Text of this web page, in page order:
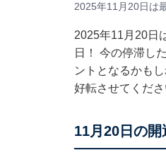
2025年11月20日は
2025年11月20日
日！ 今の停滞し
ントとなるかも
好転させてくださ
11月20日の